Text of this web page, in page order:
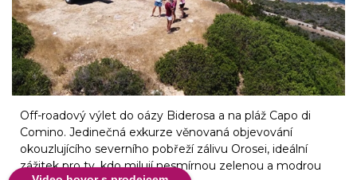
Off-roadový výlet do oázy Biderosa a na pláž Capo di
Comino. Jedinečná exkurze věnovaná objevování
okouzlujícího severního pobřeží zálivu Orosei, ideální
zážitek pro ty, kdo milují nesmírnou zelenou a modrou